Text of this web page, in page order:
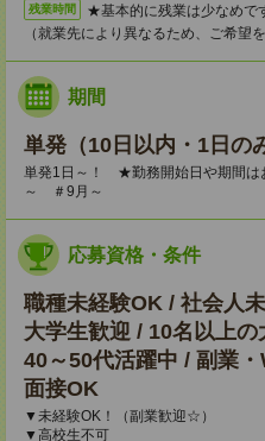
残業時間
★基本的に残業は少なめで
（就業先により異なるため、ご希望
期間
単発（10日以内・1日の
単発1日～！ ★勤務開始日や期間は
～ ＃9月～
応募資格・条件
職種未経験OK / 社会人
大学生歓迎 / 10名以上
40～50代活躍中 / 副業
面接OK
▼未経験OK！（副業歓迎☆）
▼高校生不可